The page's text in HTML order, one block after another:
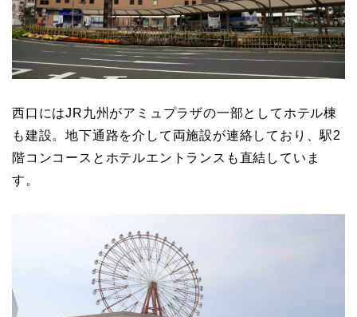
西口にはJR九州がアミュプラザの一部としてホテル棟
も建設。地下通路を介して両施設が連絡しており、駅2
階コンコースとホテルエントランスも直結していま
す。